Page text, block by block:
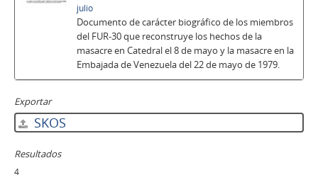
julio
Documento de carácter biográfico de los miembros
del FUR-30 que reconstruye los hechos de la
masacre en Catedral el 8 de mayo y la masacre en la
Embajada de Venezuela del 22 de mayo de 1979.
Exportar
SKOS
Resultados
4